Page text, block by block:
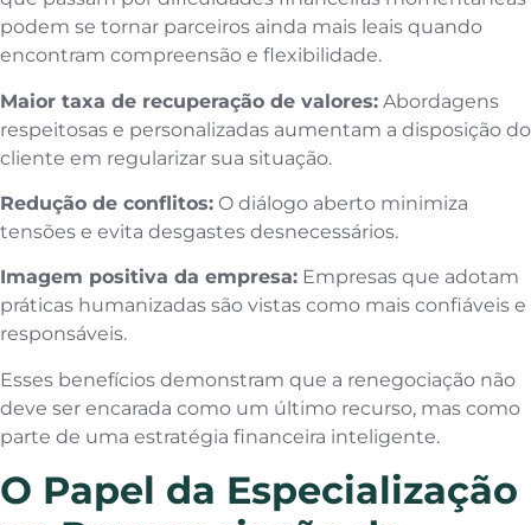
podem se tornar parceiros ainda mais leais quando
encontram compreensão e flexibilidade.
Maior taxa de recuperação de valores: Abordagens
respeitosas e personalizadas aumentam a disposição do
cliente em regularizar sua situação.
Redução de conflitos: O diálogo aberto minimiza
tensões e evita desgastes desnecessários.
Imagem positiva da empresa: Empresas que adotam
práticas humanizadas são vistas como mais confiáveis e
responsáveis.
Esses benefícios demonstram que a renegociação não
deve ser encarada como um último recurso, mas como
parte de uma estratégia financeira inteligente.
O Papel da Especialização